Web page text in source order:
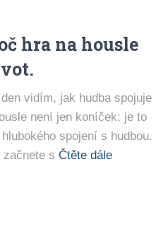
hra na housle
vidím, jak hudba spojuje
není jen koníček; je to
spojení s hudbou.
začnete s Čtěte dále